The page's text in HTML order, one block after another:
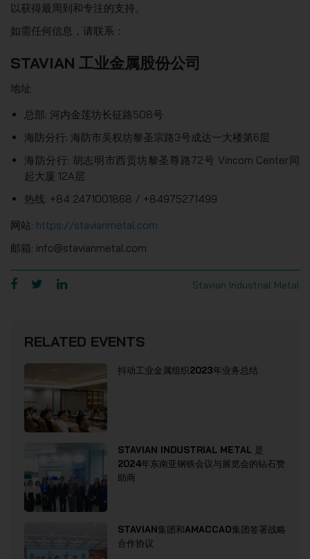
以获得最周到和专注的支持。
如需任何信息，请联系：
STAVIAN 工业金属股份公司
地址
总部: 河内金莲坊长征路508号
海防分行: 海防市吴权坊黎圣宗路3号成达一大楼第6层
海防分行: 胡志明市西贡坊黎圣尊路72号 Vincom Center同
起大厦 12A层
热线: +84 2471001868 / +84975271499
网站: https://stavianmetal.com
邮箱: info@stavianmetal.com
Stavian Industrial Metal
RELATED EVENTS
抖动工业金属组织2023年业务总结
STAVIAN INDUSTRIAL METAL 是
2024年东南亚钢铁会议与展览会的钻石赞
助商
STAVIAN集团和AMACCAO集团签署战略
合作协议